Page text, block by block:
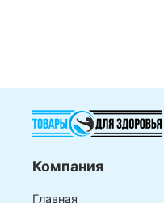
Компания
Главная